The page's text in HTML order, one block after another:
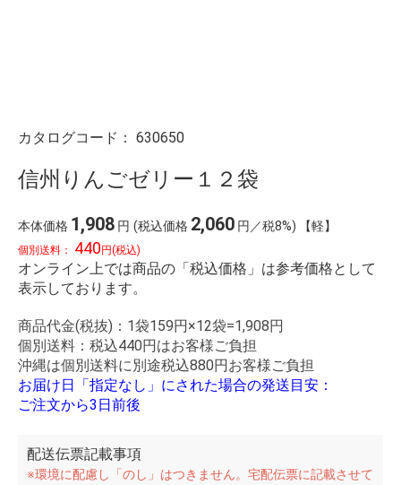
カタログコード： 630650
信州りんごゼリー１２袋
本体価格 1,908 円 (税込価格 2,060 円／税8%) 【軽】
個別送料： 440 円(税込)
オンライン上では商品の「税込価格」は参考価格として
表示しております。
商品代金(税抜)：1袋159円×12袋=1,908円
個別送料：税込440円はお客様ご負担
沖縄は個別送料に別途税込880円お客様ご負担
お届け日「指定なし」にされた場合の発送目安：
ご注文から3日前後
配送伝票記載事項
※環境に配慮し「のし」はつきません。宅配伝票に記載させて